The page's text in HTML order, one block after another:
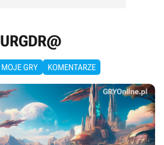
URGDR@
MOJE GRY KOMENTARZE